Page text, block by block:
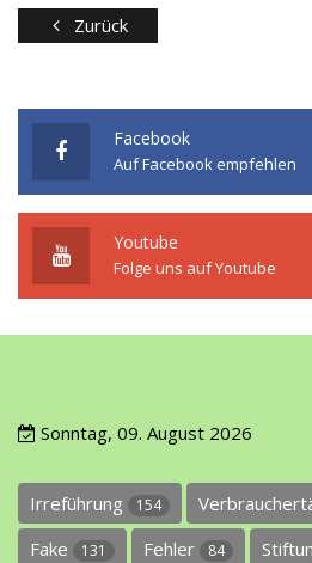
Zurück
Facebook
Auf Facebook empfehlen
Youtube
Folge uns auf Youtube
Sonntag, 09. August 2026
Irreführung 154
Fake 131 Fehler 84